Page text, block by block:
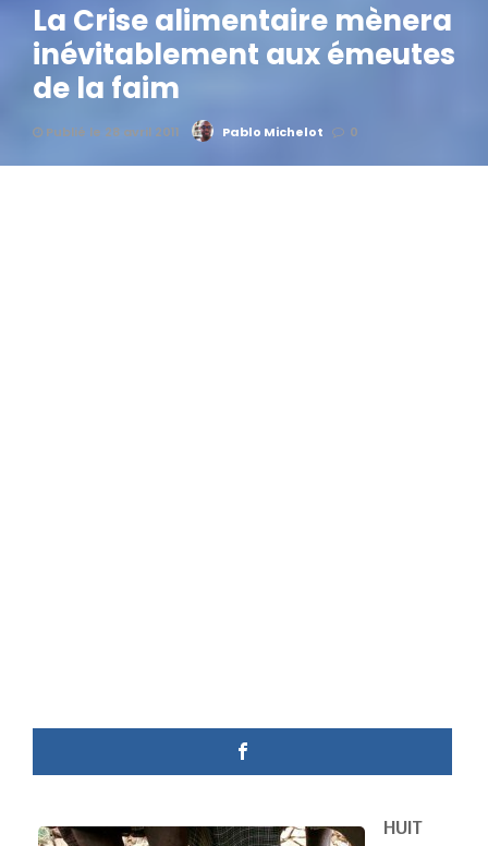
La Crise alimentaire mènera
inévitablement aux émeutes
de la faim
Publié le 28 avril 2011 Pablo Michelot 0
HUIT